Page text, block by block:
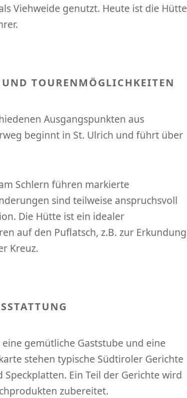
Viehweide genutzt. Heute ist die Hütte
TOURENMÖGLICHKEITEN
Ausgangspunkten aus
beginnt in St. Ulrich und führt über
Schlern führen markierte
sind teilweise anspruchsvoll
Die Hütte ist ein idealer
auf den Puflatsch, z.B. zur Erkundung
Kreuz.
gemütliche Gaststube und eine
stehen typische Südtiroler Gerichte
Ein Teil der Gerichte wird
zubereitet.